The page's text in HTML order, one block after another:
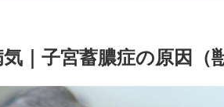
｜子宮蓄膿症の原因（